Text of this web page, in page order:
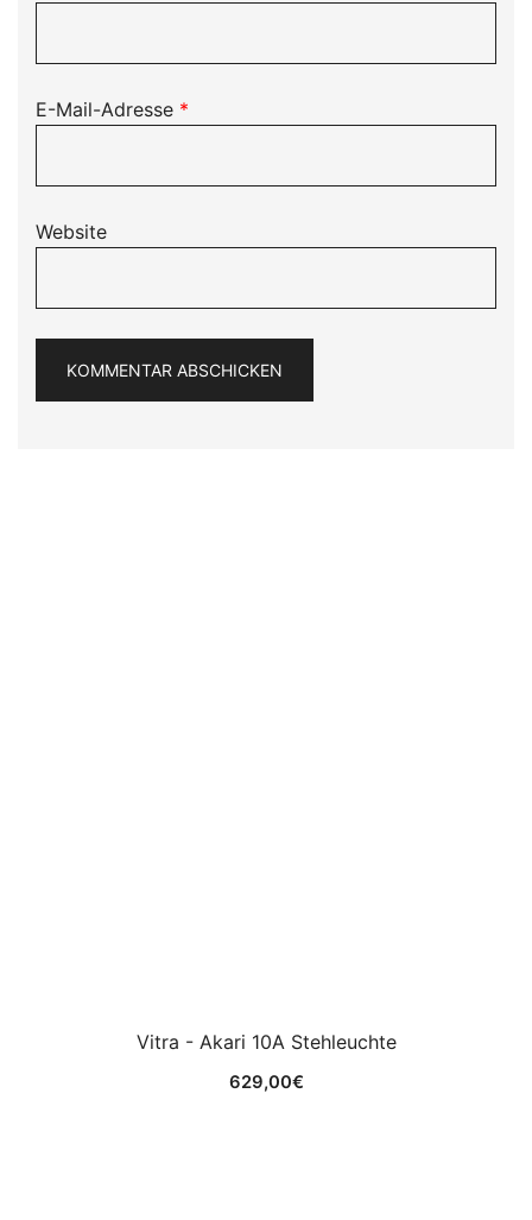
E-Mail-Adresse *
Website
Vitra - Akari 10A Stehleuchte
629,00€